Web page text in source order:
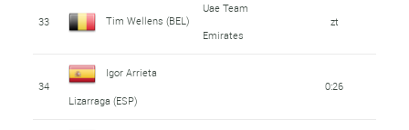
33 Tim Wellens (BEL)
Uae Team
Emirates
zt
34
Igor Arrieta
Lizarraga (ESP)
0:26